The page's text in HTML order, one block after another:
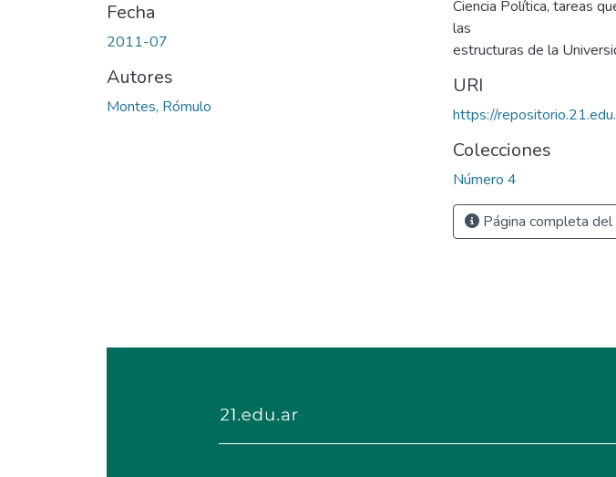
Fecha
2011-07
Autores
Montes, Rómulo
Ciencia Política, tareas
las
estructuras de la
URI
https://
Colecciones
Número 4
Página completa